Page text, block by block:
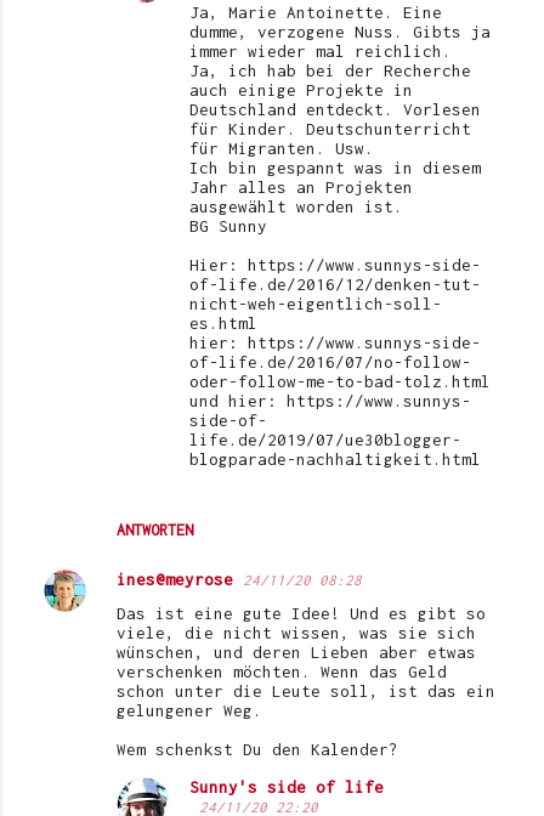
ANTWORTEN
Ja, Marie Antoinette. Eine
dumme, verzogene Nuss. Gibts ja
immer wieder mal reichlich.
Ja, ich hab bei der Recherche
auch einige Projekte in
Deutschland entdeckt. Vorlesen
für Kinder. Deutschunterricht
für Migranten. Usw.
Ich bin gespannt was in diesem
Jahr alles an Projekten
ausgewählt worden ist.
BG Sunny
Hier: https://www.sunnys-side-
of-life.de/2016/12/denken-tut-
nicht-weh-eigentlich-soll-
es.html
hier: https://www.sunnys-side-
of-life.de/2016/07/no-follow-
oder-follow-me-to-bad-tolz.html
und hier: https://www.sunnys-
side-of-
life.de/2019/07/ue30blogger-
blogparade-nachhaltigkeit.html
ines@meyrose 24/11/20 08:28
Das ist eine gute Idee! Und es gibt so
viele, die nicht wissen, was sie sich
wünschen, und deren Lieben aber etwas
verschenken möchten. Wenn das Geld
schon unter die Leute soll, ist das ein
gelungener Weg.
Wem schenkst Du den Kalender?
Sunny's side of life
24/11/20 22:20